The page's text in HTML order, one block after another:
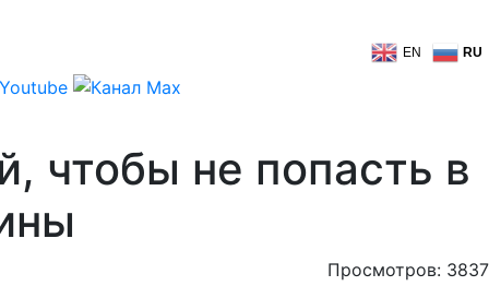
EN RU
чтобы не попасть в
Просмотров: 3837